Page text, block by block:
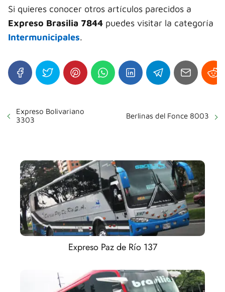
Si quieres conocer otros artículos parecidos a
Expreso Brasilia 7844 puedes visitar la categoría
Intermunicipales.
Expreso Bolivariano
3303
Berlinas del Fonce 8003
Expreso Paz de Río 137